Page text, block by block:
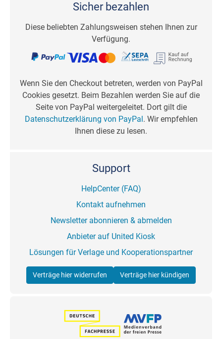
Sicher bezahlen
Diese beliebten Zahlungsweisen stehen Ihnen zur
Verfügung.
Wenn Sie den Checkout betreten, werden von PayPal
Cookies gesetzt. Beim Bezahlen werden Sie auf die
Seite von PayPal weitergeleitet. Dort gilt die
Datenschutzerklärung von PayPal . Wir empfehlen
Ihnen diese zu lesen.
Support
HelpCenter (FAQ)
Kontakt aufnehmen
Newsletter abonnieren & abmelden
Anbieter auf United Kiosk
Lösungen für Verlage und Kooperationspartner
Verträge hier widerrufen Verträge hier kündigen